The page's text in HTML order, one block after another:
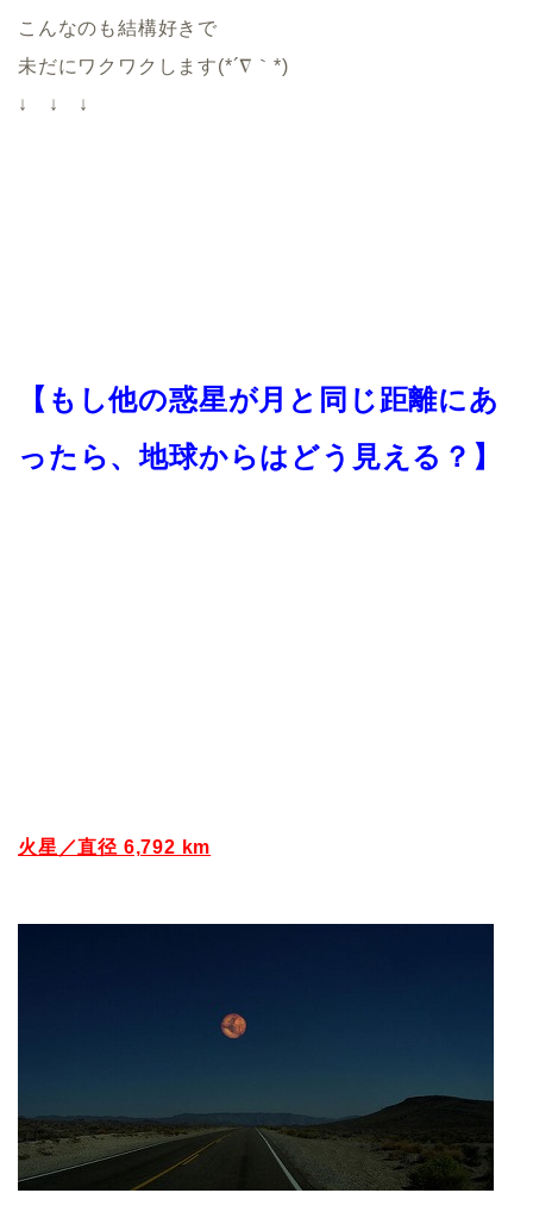
こんなのも結構好きで
未だにワクワクします(*´∇｀*)
↓ ↓ ↓
【もし他の惑星が月と同じ距離にあ
ったら、地球からはどう見える？】
火星／直径 6,792 km